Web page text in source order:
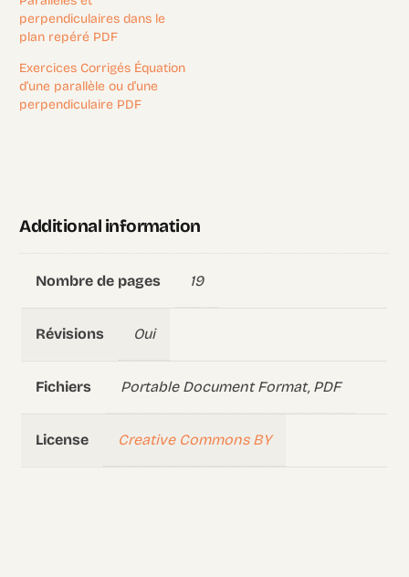
perpendiculaires dans le
plan repéré PDF
Exercices Corrigés Équation
d’une parallèle ou d’une
perpendiculaire PDF
Additional information
Nombre de pages 19
Révisions Oui
Fichiers Portable Document Format, PDF
License Creative Commons BY